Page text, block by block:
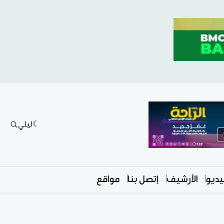
ليلي
الأرشيف إتصل بنا مواقع